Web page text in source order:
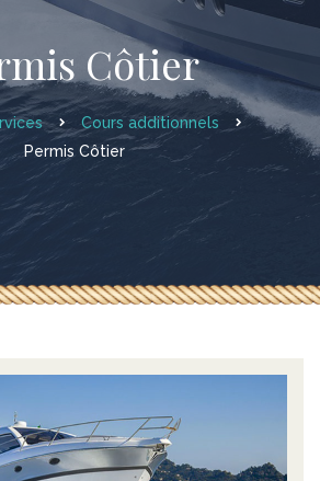
Côtier
Cours additionnels
Permis Côtier